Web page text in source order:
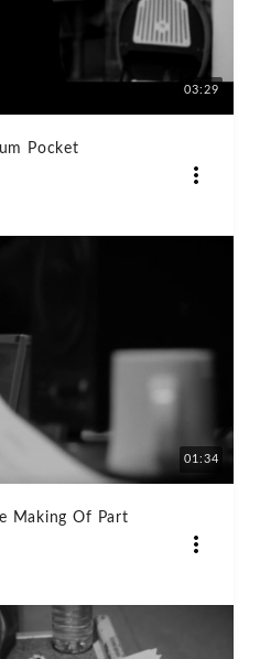
03:29
Pocket
01:34
Making Of Part